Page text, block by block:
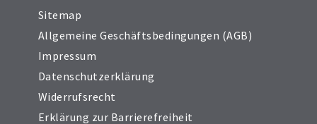
Sitemap
Allgemeine Geschäftsbedingungen (AGB)
Impressum
Datenschutzerklärung
Widerrufsrecht
Erklärung zur Barrierefreiheit